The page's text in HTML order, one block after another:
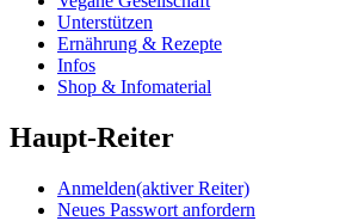
Unterstützen
Ernährung & Rezepte
Infos
Shop & Infomaterial
Haupt-Reiter
Anmelden(aktiver Reiter)
Neues Passwort anfordern